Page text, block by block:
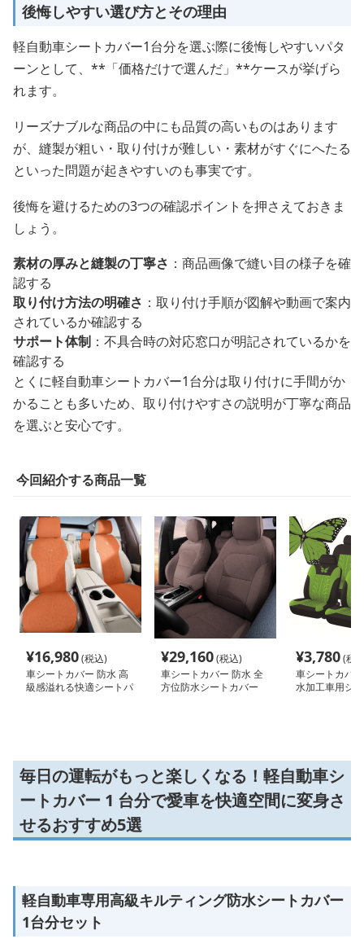
後悔しやすい選び方とその理由
軽自動車シートカバー1台分を選ぶ際に後悔しやすいパタ
ーンとして、**「価格だけで選んだ」**ケースが挙げら
れます。
リーズナブルな商品の中にも品質の高いものはあります
が、縫製が粗い・取り付けが難しい・素材がすぐにへたる
といった問題が起きやすいのも事実です。
後悔を避けるための3つの確認ポイントを押さえておきま
しょう。
素材の厚みと縫製の丁寧さ ：商品画像で縫い目の様子を確
認する
取り付け方法の明確さ ：取り付け手順が図解や動画で案内
されているか確認する
サポート体制 ：不具合時の対応窓口が明記されているかを
確認する
とくに軽自動車シートカバー1台分は取り付けに手間がか
かることも多いため、取り付けやすさの説明が丁寧な商品
を選ぶと安心です。
今回紹介する商品一覧
¥16,980(税込)
車シートカバー 防水 高
級感溢れる快適シートパ
¥29,160(税込)
車シートカバー 防水 全
方位防水シートカバー
¥3,780(税
車シートカバ
水加工車用シ
毎日の運転がもっと楽しくなる！軽自動車シ
ートカバー 1 台分で愛車を快適空間に変身さ
せるおすすめ5選
軽自動車専用高級キルティング防水シートカバー
1台分セット